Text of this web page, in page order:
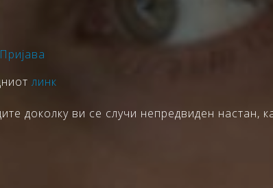
линк
доколку ви се случи непредвиден настан,